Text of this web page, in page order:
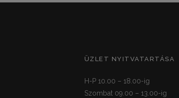
ÜZLET NYITVATARTÁSA
H-P 10.00 – 18.00-ig
Szombat 09.00 – 13.00-ig